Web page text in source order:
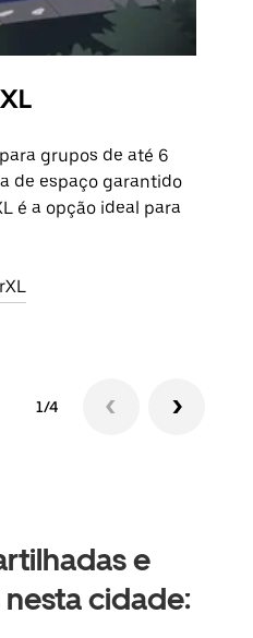
grupos de até 6
de espaço garantido
é a opção ideal para
1/4
e
cidade: